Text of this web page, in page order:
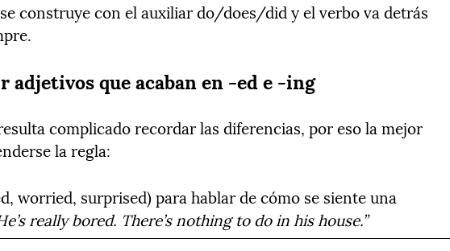
construye con el auxiliar do/does/did y el verbo va detrás
adjetivos que acaban en -ed e -ing
complicado recordar las diferencias, por eso la mejor
la regla:
worried, surprised) para hablar de cómo se siente una
really bored. There’s nothing to do in his house.”